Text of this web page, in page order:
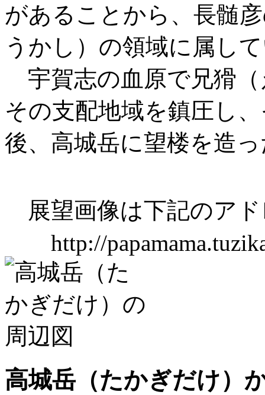
があることから、長髄
うかし）の領域に属し
宇賀志の血原で兄猾
その支配地域を鎮圧し
後、高城岳に望楼を造
展望画像は下記のア
http://
高城岳（たかぎだけ）